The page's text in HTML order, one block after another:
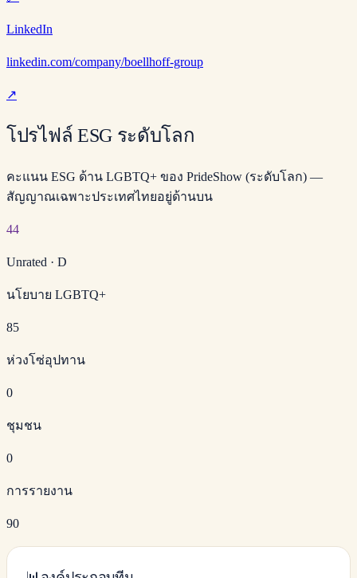
LinkedIn
linkedin.com/company/boellhoff-group
↗
โปรไฟล์ ESG ระดับโลก
คะแนน ESG ด้าน LGBTQ+ ของ PrideShow (ระดับโลก) —
สัญญาณเฉพาะประเทศไทยอยู่ด้านบน
44
Unrated · D
นโยบาย LGBTQ+
85
ห่วงโซ่อุปทาน
0
ชุมชน
0
การรายงาน
90